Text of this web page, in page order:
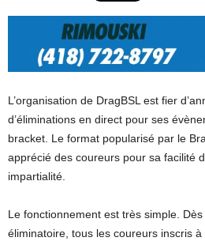
L’organisation de DragBSL est fier
d’éliminations en direct pour ses
bracket. Le format popularisé par le
apprécié des coureurs pour sa facilité
impartialité.
Le fonctionnement est très simple.
éliminatoire, tous les coureurs inscris